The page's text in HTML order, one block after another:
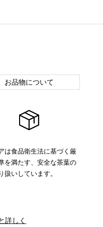
お品物について
は食品衛生法に基づく厳
を満たす、安全な茶葉の
扱いしています。
詳しく